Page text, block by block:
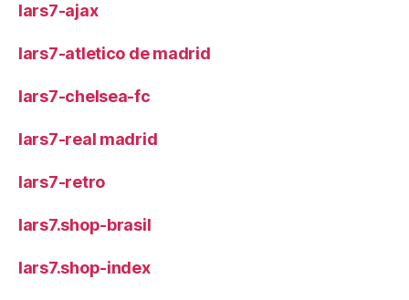
lars7-ajax
lars7-atletico de madrid
lars7-chelsea-fc
lars7-real madrid
lars7-retro
lars7.shop-brasil
lars7.shop-index